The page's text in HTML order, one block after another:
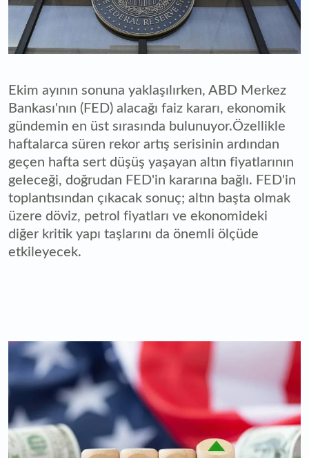
Ekim ayının sonuna yaklaşılırken, ABD Merkez
Bankası'nın (FED) alacağı faiz kararı, ekonomik
gündemin en üst sırasında bulunuyor.Özellikle
haftalarca süren rekor artış serisinin ardından
geçen hafta sert düşüş yaşayan altın fiyatlarının
geleceği, doğrudan FED'in kararına bağlı. FED'in
toplantısından çıkacak sonuç; altın başta olmak
üzere döviz, petrol fiyatları ve ekonomideki
diğer kritik yapı taşlarını da önemli ölçüde
etkileyecek.